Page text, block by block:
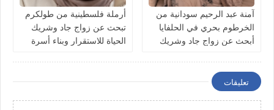
آمنة عبد الرحيم سودانية من
الخرطوم بحري في الحلفايا
أبحث عن زواج جاد وشريك
أرملة فلسطينية من طولكرم
تبحث عن زواج جاد وشريك
الحياة للاستقرار وبناء أسرة
تعليقات